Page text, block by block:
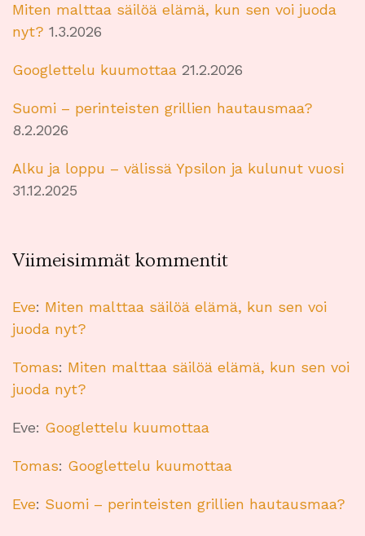
Miten malttaa säilöä elämä, kun sen voi juoda
nyt? 1.3.2026
Googlettelu kuumottaa 21.2.2026
Suomi – perinteisten grillien hautausmaa?
8.2.2026
Alku ja loppu – välissä Ypsilon ja kulunut vuosi
31.12.2025
Viimeisimmät kommentit
Eve: Miten malttaa säilöä elämä, kun sen voi
juoda nyt?
Tomas: Miten malttaa säilöä elämä, kun sen voi
juoda nyt?
Eve: Googlettelu kuumottaa
Tomas: Googlettelu kuumottaa
Eve: Suomi – perinteisten grillien hautausmaa?